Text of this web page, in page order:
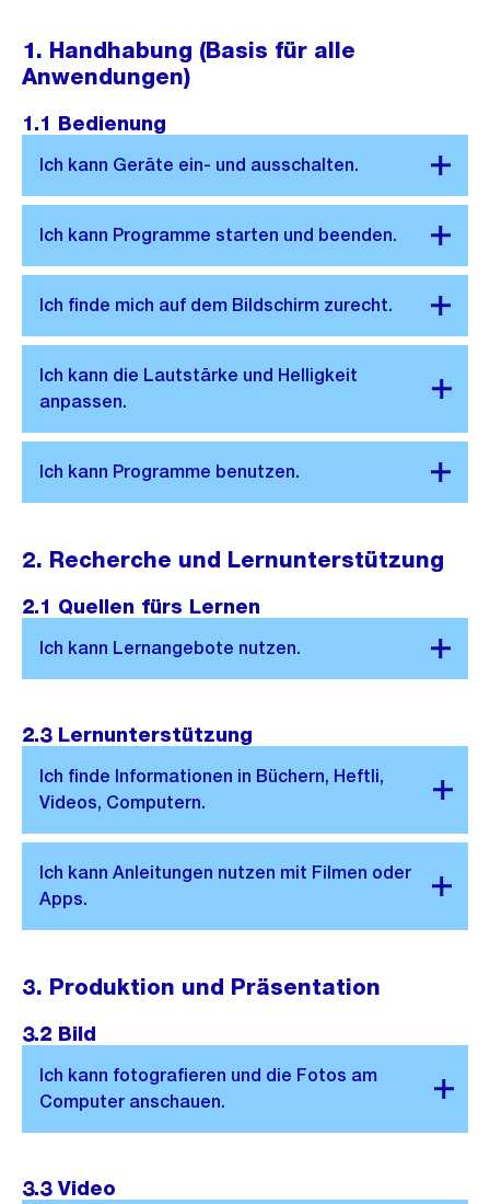
1. Handhabung (Basis für alle
Anwendungen)
1.1 Bedienung
2. Recherche und Lernunterstützung
2.1 Quellen fürs Lernen
2.3 Lernunterstützung
3. Produktion und Präsentation
3.2 Bild
3.3 Video